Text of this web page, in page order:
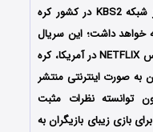
از تاریخ 27 ژوئن سال 2022 میلادی از شبکه‌‌ KBS2 در کشور کره
نیز ادامه خواهد داشت؛ این سریال
همچنین توسط سرویس استریم نتفلیکس NETFLIX در آمریکا، کره
به صورت اینترنتی منتشر
توانسته نظرات مثبت
بازی زیبای بازیگران به